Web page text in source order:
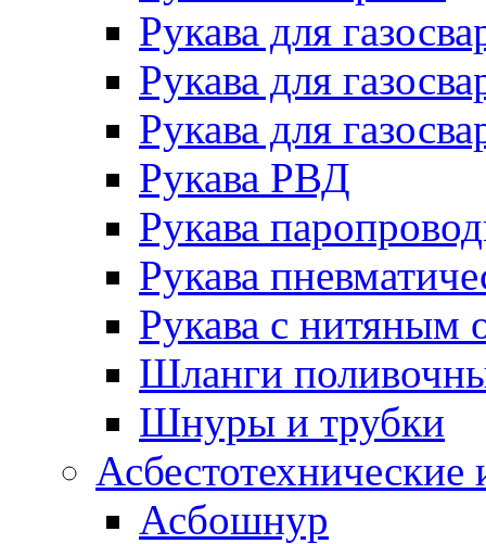
Рукава для
Рукава для
Рукава для
Рукава РВД
Рукава
Рукава
Рукава с нитяным
Шланги
Шнуры и трубки
Асбестотехнические
Асбошнур